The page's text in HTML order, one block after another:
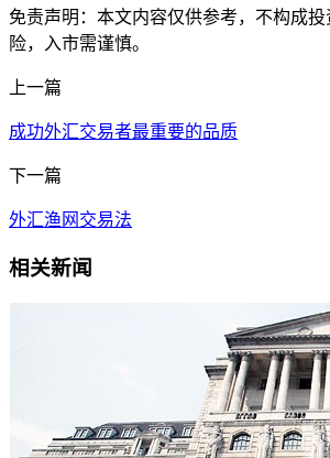
免责声明：本文内容仅供参考，不构成
险，入市需谨慎。
上一篇
成功外汇交易者最重要的品质
下一篇
外汇渔网交易法
相关新闻